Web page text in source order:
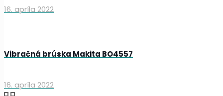
16. apríla 2022
Vibračná brúska Makita BO4557
16. apríla 2022